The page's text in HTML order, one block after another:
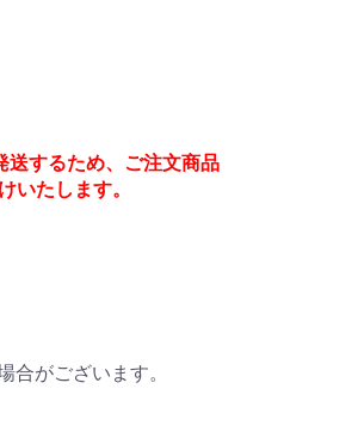
送するため、ご注文商品
いたします。
合がございます。